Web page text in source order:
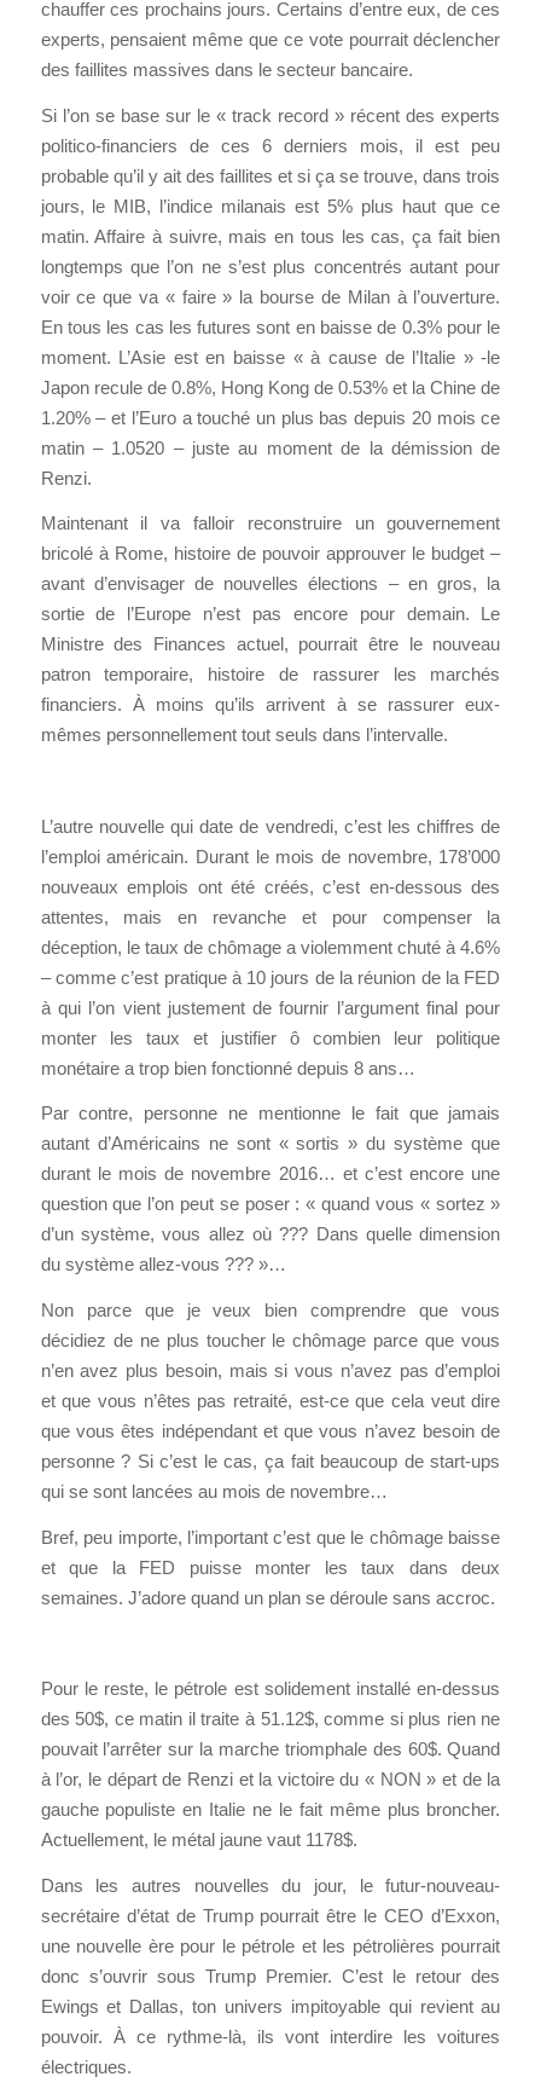
chauffer ces prochains jours. Certains d’entre eux, de ces
experts, pensaient même que ce vote pourrait déclencher
des faillites massives dans le secteur bancaire.
Si l’on se base sur le « track record » récent des experts
politico-financiers de ces 6 derniers mois, il est peu
probable qu’il y ait des faillites et si ça se trouve, dans trois
jours, le MIB, l’indice milanais est 5% plus haut que ce
matin. Affaire à suivre, mais en tous les cas, ça fait bien
longtemps que l’on ne s’est plus concentrés autant pour
voir ce que va « faire » la bourse de Milan à l’ouverture.
En tous les cas les futures sont en baisse de 0.3% pour le
moment. L’Asie est en baisse « à cause de l’Italie » -le
Japon recule de 0.8%, Hong Kong de 0.53% et la Chine de
1.20% – et l’Euro a touché un plus bas depuis 20 mois ce
matin – 1.0520 – juste au moment de la démission de
Renzi.
Maintenant il va falloir reconstruire un gouvernement
bricolé à Rome, histoire de pouvoir approuver le budget –
avant d’envisager de nouvelles élections – en gros, la
sortie de l’Europe n’est pas encore pour demain. Le
Ministre des Finances actuel, pourrait être le nouveau
patron temporaire, histoire de rassurer les marchés
financiers. À moins qu’ils arrivent à se rassurer eux-
mêmes personnellement tout seuls dans l’intervalle.
L’autre nouvelle qui date de vendredi, c’est les chiffres de
l’emploi américain. Durant le mois de novembre, 178’000
nouveaux emplois ont été créés, c’est en-dessous des
attentes, mais en revanche et pour compenser la
déception, le taux de chômage a violemment chuté à 4.6%
– comme c’est pratique à 10 jours de la réunion de la FED
à qui l’on vient justement de fournir l’argument final pour
monter les taux et justifier ô combien leur politique
monétaire a trop bien fonctionné depuis 8 ans…
Par contre, personne ne mentionne le fait que jamais
autant d’Américains ne sont « sortis » du système que
durant le mois de novembre 2016… et c’est encore une
question que l’on peut se poser : « quand vous « sortez »
d’un système, vous allez où ??? Dans quelle dimension
du système allez-vous ??? »…
Non parce que je veux bien comprendre que vous
décidiez de ne plus toucher le chômage parce que vous
n’en avez plus besoin, mais si vous n’avez pas d’emploi
et que vous n’êtes pas retraité, est-ce que cela veut dire
que vous êtes indépendant et que vous n’avez besoin de
personne ? Si c’est le cas, ça fait beaucoup de start-ups
qui se sont lancées au mois de novembre…
Bref, peu importe, l’important c’est que le chômage baisse
et que la FED puisse monter les taux dans deux
semaines. J’adore quand un plan se déroule sans accroc.
Pour le reste, le pétrole est solidement installé en-dessus
des 50$, ce matin il traite à 51.12$, comme si plus rien ne
pouvait l’arrêter sur la marche triomphale des 60$. Quand
à l’or, le départ de Renzi et la victoire du « NON » et de la
gauche populiste en Italie ne le fait même plus broncher.
Actuellement, le métal jaune vaut 1178$.
Dans les autres nouvelles du jour, le futur-nouveau-
secrétaire d’état de Trump pourrait être le CEO d’Exxon,
une nouvelle ère pour le pétrole et les pétrolières pourrait
donc s’ouvrir sous Trump Premier. C’est le retour des
Ewings et Dallas, ton univers impitoyable qui revient au
pouvoir. À ce rythme-là, ils vont interdire les voitures
électriques.